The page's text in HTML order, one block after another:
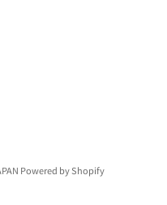
Powered by Shopify